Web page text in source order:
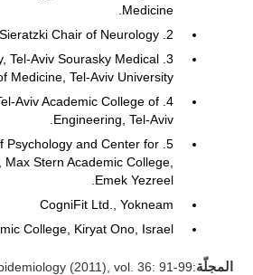
Medicine.
2. Sieratzki Chair of Neurology.
Tel-Aviv Sourasky Medical
Medicine, Tel-Aviv University.
Aviv Academic College of
Engineering, Tel-Aviv.
Psychology and Center for
Stern Academic College,
Emek Yezreel.
CogniFit Ltd., Yokneam
College, Kiryat Ono, Israel.
المجلّة:Neuroepidemiology (2011), vol. 36: 91-99.